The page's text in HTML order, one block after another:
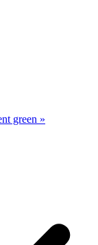
green »